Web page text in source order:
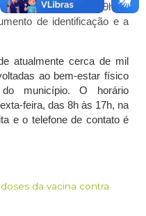
chegar a partir das 9h. É
de identificação e a
atualmente cerca de mil
ao bem-estar físico
município. O horário
feira, das 8h às 17h, na
e o telefone de contato é
da vacina contra